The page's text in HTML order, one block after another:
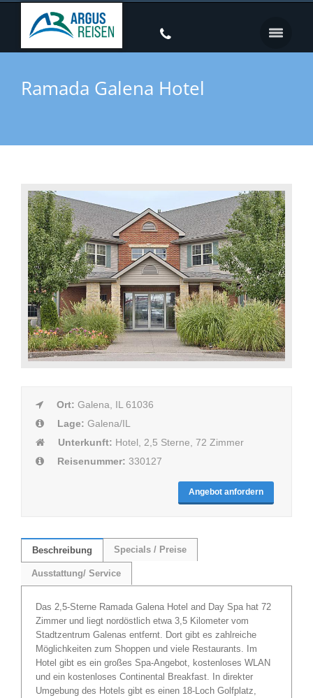
Ramada Galena Hotel
Ort: Galena, IL 61036
Lage: Galena/IL
Unterkunft: Hotel, 2,5 Sterne, 72 Zimmer
Reisenummer: 330127
Angebot anfordern
Beschreibung Specials / Preise
Ausstattung/ Service
Das 2,5-Sterne Ramada Galena Hotel and Day Spa hat 72
Zimmer und liegt nordöstlich etwa 3,5 Kilometer vom
Stadtzentrum Galenas entfernt. Dort gibt es zahlreiche
Möglichkeiten zum Shoppen und viele Restaurants. Im
Hotel gibt es ein großes Spa-Angebot, kostenloses WLAN
und ein kostenloses Continental Breakfast. In direkter
Umgebung des Hotels gibt es einen 18-Loch Golfplatz,